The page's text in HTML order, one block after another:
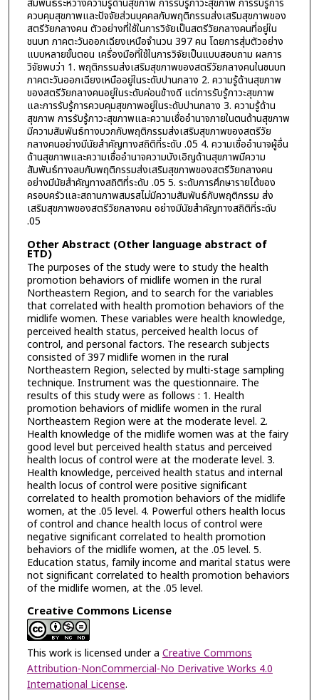
สัมพันธ์ระหว่างความรู้ด้านสุขภาพ การรับรู้ภาวะสุขภาพ การรับรู้การ
ควบคุมสุขภาพและปัจจัยส่วนบุคคลกับพฤติกรรมส่งเสริมสุขภาพของ
สตรีวัยกลางคน ตัวอย่างที่ใช้ในการวิจัยเป็นสตรีวัยกลางคนที่อยู่ใน
ชนบท ภาคตะวันออกเฉียงเหนือจำนวน 397 คน โดยการสุ่มตัวอย่าง
แบบหลายขั้นตอน เครื่องมือที่ใช้ในการวิจัยเป็นแบบสอบถาม ผลการ
วิจัยพบว่า 1. พฤติกรรมส่งเสริมสุขภาพของสตรีวัยกลางคนในชนบท
ภาคตะวันออกเฉียงเหนืออยู่ในระดับปานกลาง 2. ความรู้ด้านสุขภาพ
ของสตรีวัยกลางคนอยู่ในระดับค่อนข้างดี แต่การรับรู้ภาวะสุขภาพ
และการรับรู้การควบคุมสุขภาพอยู่ในระดับปานกลาง 3. ความรู้ด้าน
สุขภาพ การรับรู้ภาวะสุขภาพและความเชื่ออำนาจภายในตนด้านสุขภาพ
มีความสัมพันธ์ทางบวกกับพฤติกรรมส่งเสริมสุขภาพของสตรีวัย
กลางคนอย่างมีนัยสำคัญทางสถิติที่ระดับ .05 4. ความเชื่ออำนาจผู้อื่น
ด้านสุขภาพและความเชื่ออำนาจความบังเอิญด้านสุขภาพมีความ
สัมพันธ์ทางลบกับพฤติกรรมส่งเสริมสุขภาพของสตรีวัยกลางคน
อย่างมีนัยสำคัญทางสถิติที่ระดับ .05 5. ระดับการศึกษารายได้ของ
ครอบครัวและสถานภาพสมรสไม่มีความสัมพันธ์กับพฤติกรรม ส่ง
เสริมสุขภาพของสตรีวัยกลางคน อย่างมีนัยสำคัญทางสถิติที่ระดับ
.05
Other Abstract (Other language abstract of
ETD)
The purposes of the study were to study the health
promotion behaviors of midlife women in the rural
Northeastern Region, and to search for the variables
that correlated with health promotion behaviors of the
midlife women. These variables were health knowledge,
perceived health status, perceived health locus of
control, and personal factors. The research subjects
consisted of 397 midlife women in the rural
Northeastern Region, selected by multi-stage sampling
technique. Instrument was the questionnaire. The
results of this study were as follows : 1. Health
promotion behaviors of midlife women in the rural
Northeastern Region were at the moderate level. 2.
Health knowledge of the midlife women was at the fairy
good level but perceived health status and perceived
health locus of control were at the moderate level. 3.
Health knowledge, perceived health status and internal
health locus of control were positive significant
correlated to health promotion behaviors of the midlife
women, at the .05 level. 4. Powerful others health locus
of control and chance health locus of control were
negative significant correlated to health promotion
behaviors of the midlife women, at the .05 level. 5.
Education status, family income and marital status were
not significant correlated to health promotion behaviors
of the midlife women, at the .05 level.
Creative Commons License
This work is licensed under a Creative Commons
Attribution-NonCommercial-No Derivative Works 4.0
International License.